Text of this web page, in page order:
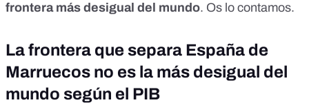
frontera más desigual del mundo. Os lo contamos.
La frontera que separa España de
Marruecos no es la más desigual del
mundo según el PIB